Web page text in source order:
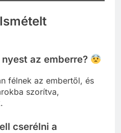
az emberre?
félnek az embertől, és
szorítva,
cserélni a